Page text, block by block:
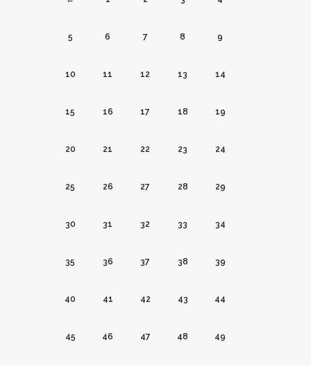
5 6 7 8 9
10 11 12 13 14
15 16 17 18 19
20 21 22 23 24
25 26 27 28 29
30 31 32 33 34
35 36 37 38 39
40 41 42 43 44
45 46 47 48 49